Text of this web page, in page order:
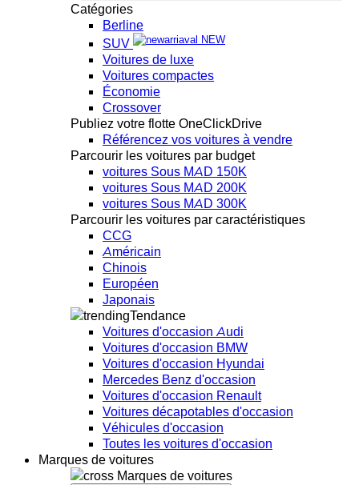
Catégories
Berline
SUV
NEW
Voitures de luxe
Voitures compactes
Économie
Crossover
Publiez votre flotte OneClickDrive
Référencez vos voitures à vendre
Parcourir les voitures par budget
voitures Sous MAD 150K
voitures Sous MAD 200K
voitures Sous MAD 300K
Parcourir les voitures par caractéristiques
CCG
Américain
Chinois
Européen
Japonais
Tendance
Voitures d'occasion Audi
Voitures d'occasion BMW
Voitures d'occasion Hyundai
Mercedes Benz d'occasion
Voitures d'occasion Renault
Voitures décapotables d'occasion
Véhicules d'occasion
Toutes les voitures d'occasion
Marques de voitures
Marques de voitures